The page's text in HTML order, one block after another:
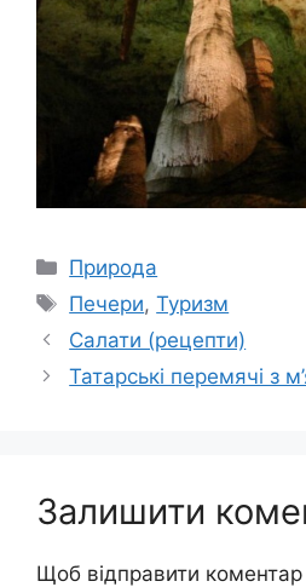
Категорії
Природа
Позначки
Печери,Туризм
Салати (рецепти)
Татарські перемячі з
Залишити
Щоб відправити